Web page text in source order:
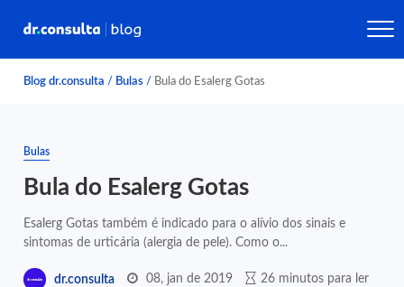
Blog dr.consulta / Bulas / Bula do Esalerg Gotas
Bulas
Bula do Esalerg Gotas
Esalerg Gotas também é indicado para o alívio dos sinais e
sintomas de urticária (alergia de pele). Como o...
dr.consulta 08, jan de 2019 26 minutos para ler